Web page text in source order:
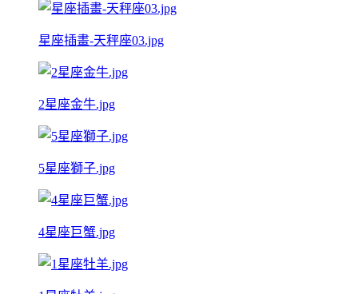
星座插畫-天秤座03.jpg
2星座金牛.jpg
5星座獅子.jpg
4星座巨蟹.jpg